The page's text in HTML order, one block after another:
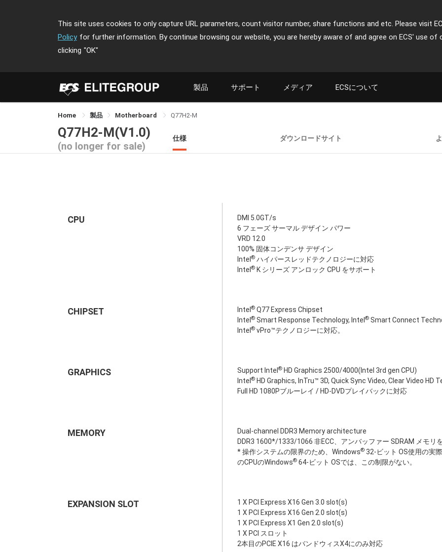
This site uses cookies to only capture URL parameters, count visitor number, share functions and etc. Please visit
Policy for further information. By continue browsing our website, you are hereby aware of and agree on ECS' use of
clicking "OK"
製品 サポート メディア ECSについて
Home 製品 Motherboard Q77H2-M
Q77H2-M(V1.0)
(no longer for sale)
仕様 ダウンロードサイト
CPU
DMI 5.0GT/s
6 フェーズ サーマル デザイン パワー
VRD 12.0
100% 固体コンデンサ デザイン
Intel ® ハイパースレッドテクノロジーに対応
Intel ® K シリーズ アンロック CPU をサポート
CHIPSET Intel ® Q77 Express Chipset
Intel ® Smart Response Technology, Intel ® Smart Connect
Intel ® vPro™テクノロジーに対応。
GRAPHICS Support Intel ® HD Graphics 2500/4000(Intel 3rd gen CPU)
Intel ® HD Graphics, InTru™ 3D, Quick Sync Video, Clear Video HD
Full HD 1080Pブルーレイ / HD-DVDプレイバックに対応
MEMORY
Dual-channel DDR3 Memory architecture
DDR3 1600*/1333/1066 非ECC、アンバッファー SDRAM メモリ
* 操作システムの限界のため、Windows® 32-ビット OS使用の実
のCPUのWindows® 64-ビット OSでは、この制限がない。
EXPANSION SLOT
1 X PCI Express X16 Gen 3.0 slot(s)
1 X PCI Express X16 Gen 2.0 slot(s)
1 X PCI Express X1 Gen 2.0 slot(s)
1 X PCI スロット
2本目のPCIE X16 はバンドウィスX4にのみ対応